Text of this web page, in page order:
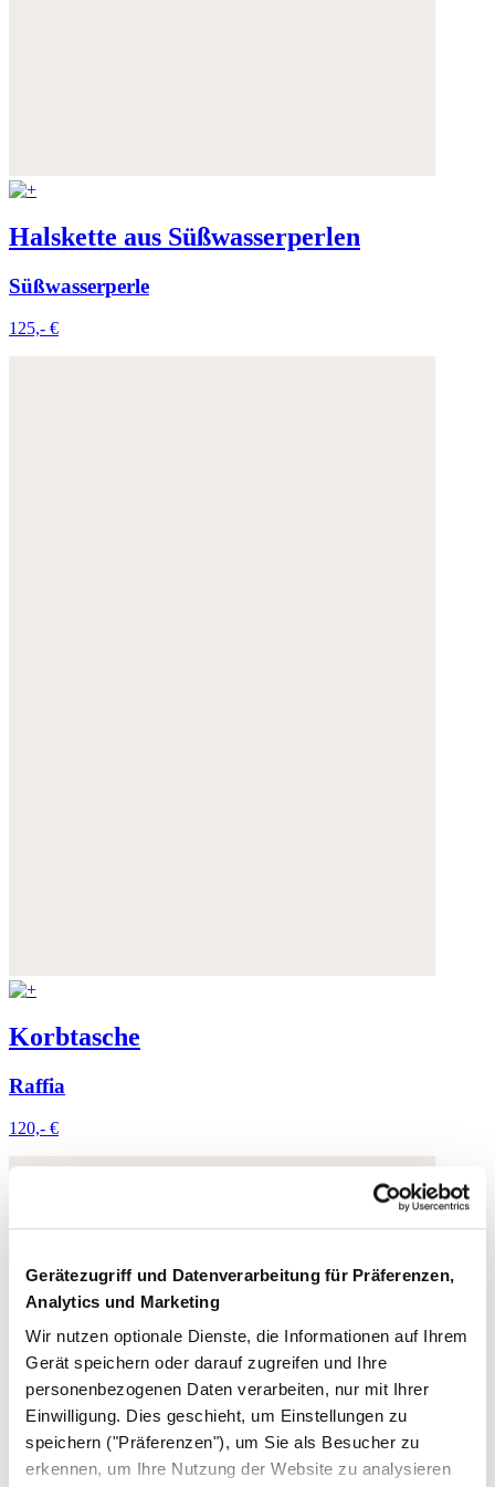
Gerätezugriff und Datenverarbeitung für Präferenzen,
Analytics und Marketing
Wir nutzen optionale Dienste, die Informationen auf Ihrem
Gerät speichern oder darauf zugreifen und Ihre
personenbezogenen Daten verarbeiten, nur mit Ihrer
Einwilligung. Dies geschieht, um Einstellungen zu
speichern ("Präferenzen"), um Sie als Besucher zu
erkennen, um Ihre Nutzung der Website zu analysieren
Halskette aus Süßwasserperlen
Süßwasserperle
125,- €
Korbtasche
Raffia
120,- €